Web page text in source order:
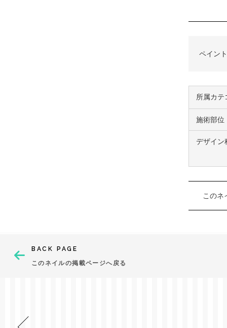
ペイン
所属カテ
施術部位
デザイン
このネ
BACK PAGE
このネイルの掲載ページへ戻る